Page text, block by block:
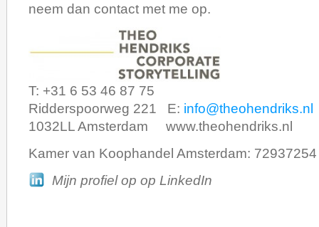
neem dan contact met me op.
T: +31 6 53 46 87 75
Ridderspoorweg 221 E: info@theohendriks.nl
1032LL Amsterdam www.theohendriks.nl
Kamer van Koophandel Amsterdam: 72937254
Mijn profiel op op LinkedIn